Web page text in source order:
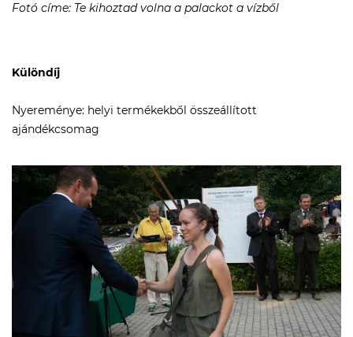
Fotó címe: Te kihoztad volna a palackot a vízből
Különdíj
Nyereménye: helyi termékekből összeállított
ajándékcsomag